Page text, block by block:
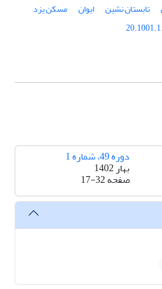
تابستان نشین ایوان
مسکن یزد
دوره 49، شماره 1
بهار 1402
صفحه17-32